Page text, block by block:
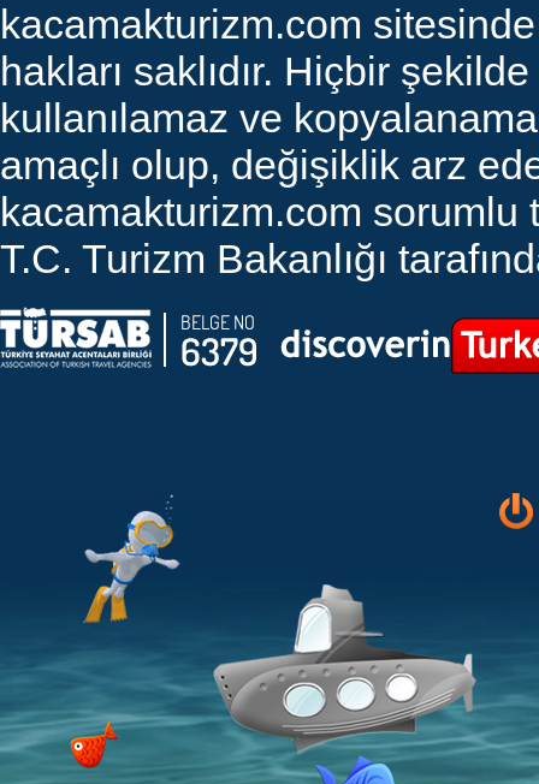
kacamakturizm.com
hakları saklıdır. Hiçbir
kullanılamaz ve
amaçlı olup, değişiklik arz
kacamakturizm.com sorumlu
T.C. Turizm Bakanlığı